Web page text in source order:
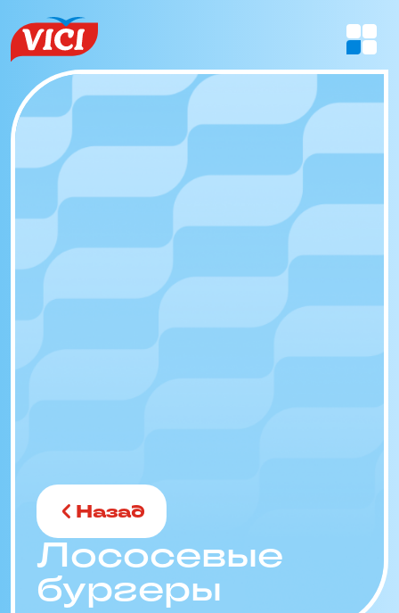
Назад
Лососевые
бургеры